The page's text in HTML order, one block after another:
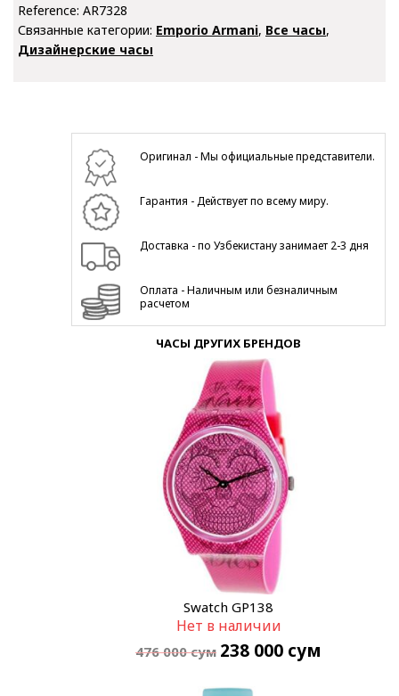
Reference: AR7328
Связанные категории: Emporio Armani, Все часы,
Дизайнерские часы
Оригинал - Мы официальные представители.
Гарантия - Действует по всему миру.
Доставка - по Узбекистану занимает 2-3 дня
Оплата - Наличным или безналичным
расчетом
ЧАСЫ ДРУГИХ БРЕНДОВ
Swatch GP138
Нет в наличии
476 000сум 238 000 сум